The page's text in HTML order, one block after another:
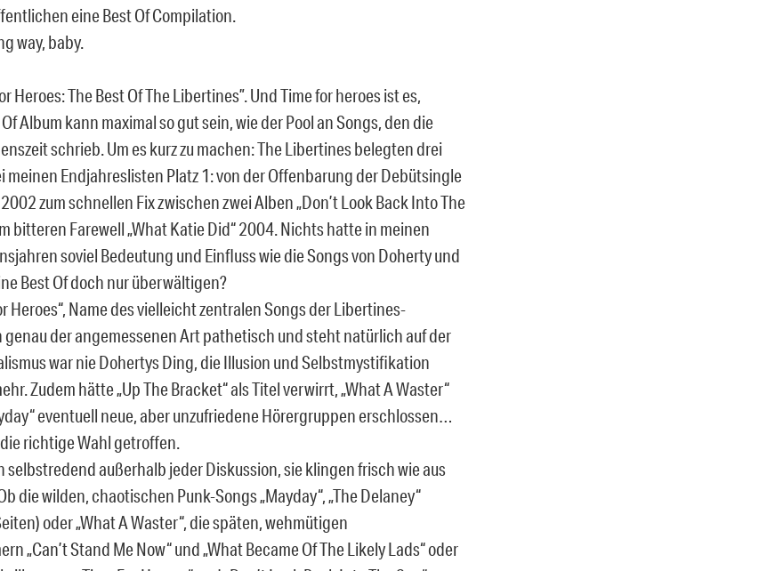
eine Best Of Compilation.
way, baby.
Heroes: The Best Of The Libertines”. Und Time for heroes ist es,
Album kann maximal so gut sein, wie der Pool an Songs, den die
schrieb. Um es kurz zu machen: The Libertines belegten drei
meinen Endjahreslisten Platz 1: von der Offenbarung der Debütsingle
zum schnellen Fix zwischen zwei Alben „Don’t Look Back Into The
bitteren Farewell „What Katie Did“ 2004. Nichts hatte in meinen
soviel Bedeutung und Einfluss wie die Songs von Doherty und
Best Of doch nur überwältigen?
Heroes“, Name des vielleicht zentralen Songs der Libertines-
genau der angemessenen Art pathetisch und steht natürlich auf der
war nie Dohertys Ding, die Illusion und Selbstmystifikation
Zudem hätte „Up The Bracket“ als Titel verwirrt, „What A Waster“
eventuell neue, aber unzufriedene Hörergruppen erschlossen…
richtige Wahl getroffen.
selbstredend außerhalb jeder Diskussion, sie klingen frisch wie aus
die wilden, chaotischen Punk-Songs „Mayday“, „The Delaney“
oder „What A Waster“, die späten, wehmütigen
„Can’t Stand Me Now“ und „What Became Of The Likely Lads“ oder